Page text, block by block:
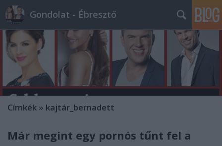
Gondolat - Ébresztő
Címkék » kajtár_bernadett
Már megint egy pornós tűnt fel a